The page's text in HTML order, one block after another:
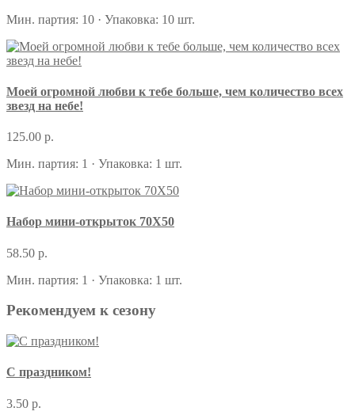
Мин. партия: 10 · Упаковка: 10 шт.
Моей огромной любви к тебе больше, чем количество всех
звезд на небе!
125.00 р.
Мин. партия: 1 · Упаковка: 1 шт.
Набор мини-открыток 70Х50
58.50 р.
Мин. партия: 1 · Упаковка: 1 шт.
Рекомендуем к сезону
С праздником!
3.50 р.